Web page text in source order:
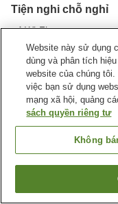
Tiện nghi chỗ nghỉ
Wi-Fi
Spa / Salon
Trang chủ Úc
Pullman Cairns International
Website này sử dụng
dùng và phân tích
website của chúng
việc bạn sử dụng
mạng xã hội, quảng
sách quyền riêng tư
Không